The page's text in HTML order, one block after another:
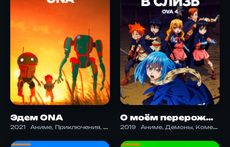
Эдем ONA
2021 Аниме, Приключения, Фэнтези, Фантастика
О моём перерождении в слизь OVA 4
2019 Аниме, Демоны, Комедия, Приключения, Фэнтези, Экшен